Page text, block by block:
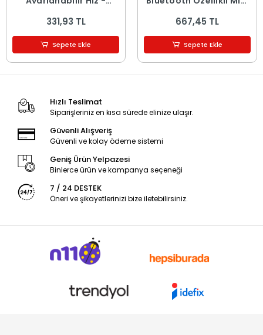
Karışık Renk
331,93 TL
Sepete Ekle
Işıklı
667,45 TL
Sepete Ekle
Hızlı Teslimat
Siparişleriniz en kısa sürede elinize ulaşır.
Güvenli Alışveriş
Güvenli ve kolay ödeme sistemi
Geniş Ürün Yelpazesi
Binlerce ürün ve kampanya seçeneği
7 / 24 DESTEK
Öneri ve şikayetlerinizi bize iletebilirsiniz.